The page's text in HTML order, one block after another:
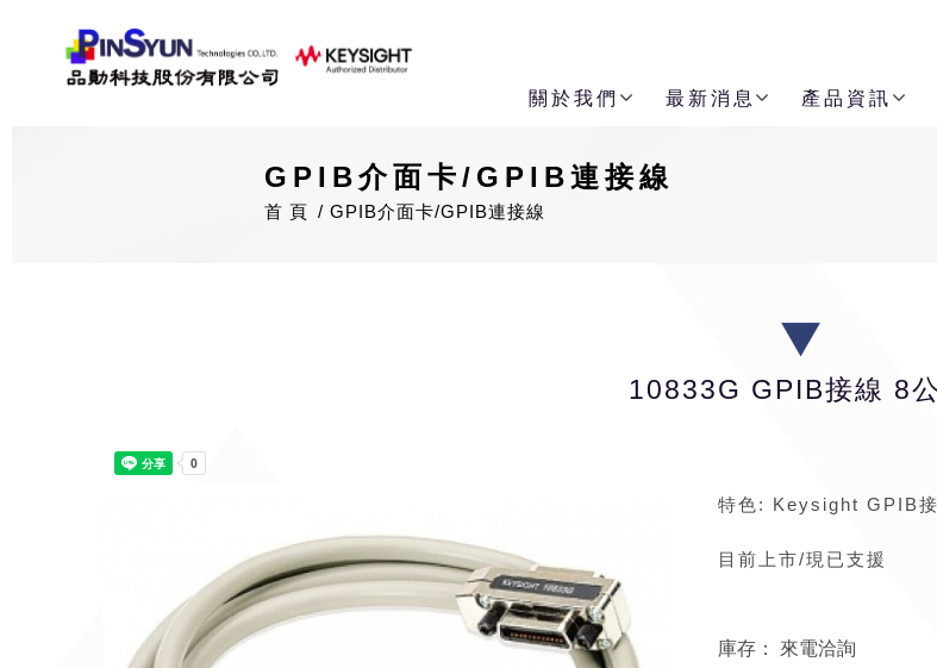
關於我們 最新消息 產品資訊
GPIB介面卡/GPIB連接線
首 頁 GPIB介面卡/GPIB連接線
10833G GPIB接線 8
特色: Keysight GPIB
目前上市/現已支援
庫存： 來電洽詢